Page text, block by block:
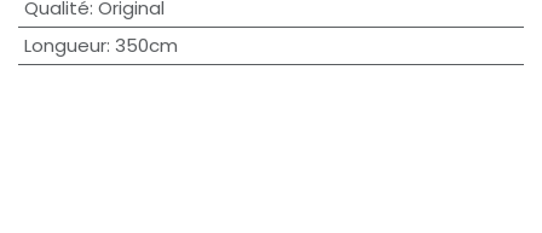
Qualité: Original
Longueur: 350cm